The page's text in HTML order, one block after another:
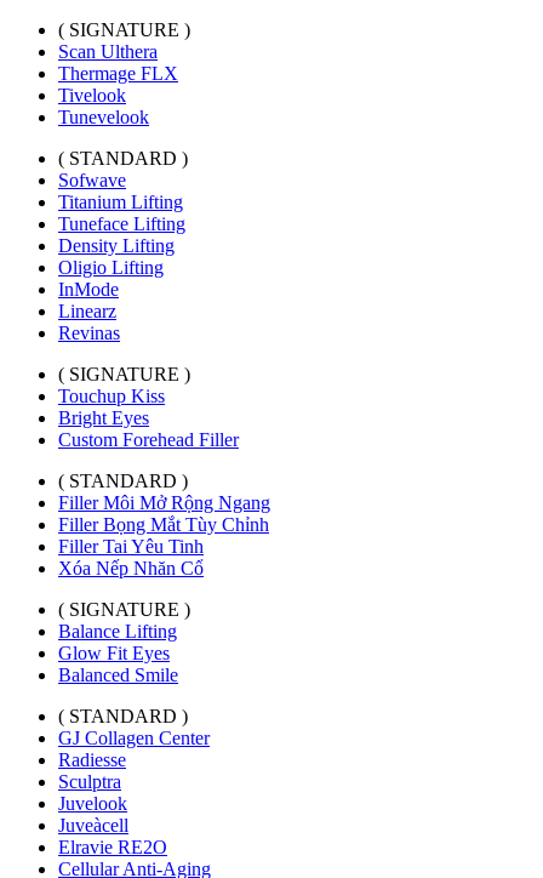
( SIGNATURE )
Scan Ulthera
Thermage FLX
Tivelook
Tunevelook
( STANDARD )
Sofwave
Titanium Lifting
Tuneface Lifting
Density Lifting
Oligio Lifting
InMode
Linearz
Revinas
( SIGNATURE )
Touchup Kiss
Bright Eyes
Custom Forehead Filler
( STANDARD )
Filler Môi Mở Rộng Ngang
Filler Bọng Mắt Tùy Chỉnh
Filler Tai Yêu Tinh
Xóa Nếp Nhăn Cổ
( SIGNATURE )
Balance Lifting
Glow Fit Eyes
Balanced Smile
( STANDARD )
GJ Collagen Center
Radiesse
Sculptra
Juvelook
Juveàcell
Elravie RE2O
Cellular Anti-Aging